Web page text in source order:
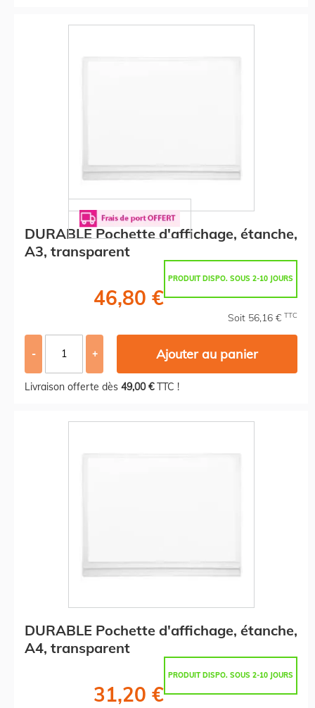
DURABLE Pochette d'affichage, étanche,
A3, transparent
PRODUIT DISPO. SOUS 2-10 JOURS
46,80 €
Soit 56,16 € TTC
- + Ajouter au panier
Livraison offerte dès 49,00 €TTC !
DURABLE Pochette d'affichage, étanche,
A4, transparent
PRODUIT DISPO. SOUS 2-10 JOURS
31,20 €